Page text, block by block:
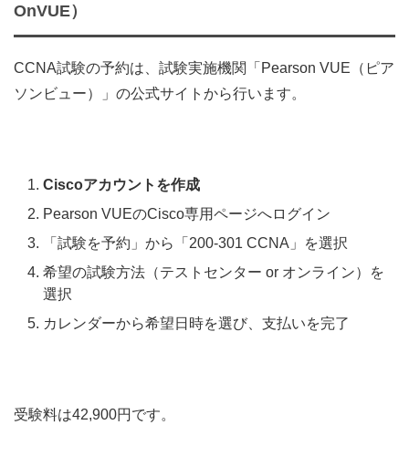
OnVUE）
CCNA試験の予約は、試験実施機関「Pearson VUE（ピア
ソンビュー）」の公式サイトから行います。
Ciscoアカウントを作成
Pearson VUEのCisco専用ページへログイン
「試験を予約」から「200-301 CCNA」を選択
希望の試験方法（テストセンター or オンライン）を
選択
カレンダーから希望日時を選び、支払いを完了
受験料は42,900円です。